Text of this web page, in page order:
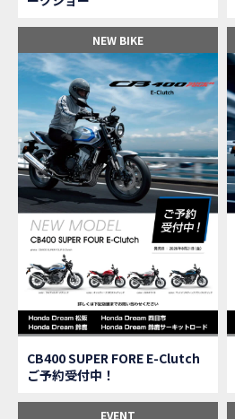
NEW BIKE
CB400 SUPER FORE E-Clutch
ご予約受付中！
EVENT